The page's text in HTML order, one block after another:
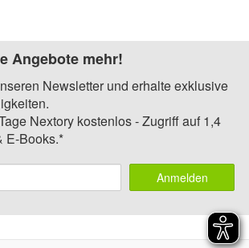
Angebote mehr!
Newsletter und erhalte exklusive
Nextory kostenlos - Zugriff auf 1,4
E-Books.*
Anmelden